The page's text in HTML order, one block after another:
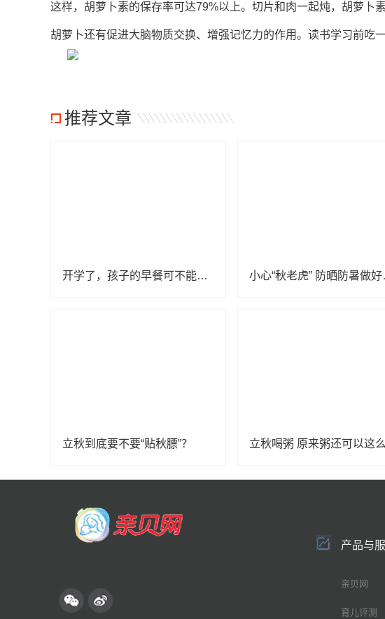
这样，胡萝卜素的保存率可达79%以上。切片和肉一起炖，胡萝卜
胡萝卜还有促进大脑物质交换、增强记忆力的作用。读书学习前吃
推荐文章
开学了，孩子的早餐可不能少了这几样！ 小心“
立秋到底要不要“贴秋膘”？
产品与
亲贝网
育儿评测